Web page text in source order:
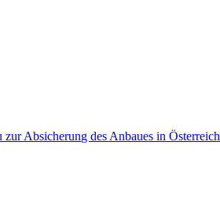
Absicherung des Anbaues in Österreich